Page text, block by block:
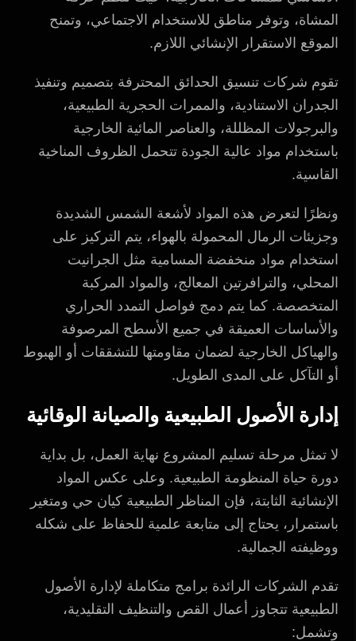
المشاة، وتوفر مناطق للاستخدام الاجتماعي، وتمنح
الموقع الاستقرار الإنشائي اللازم.
تقوم شركات تنسيق الحدائق المحترفة بتصميم وتنفيذ
الجدران الاستنادية، والممرات الحجرية الطبيعية،
والبرجولات المظللة، والعناصر المائية الخارجية
باستخدام مواد عالية الجودة تتحمل الظروف المناخية
القاسية.
ونظرًا لتعرض هذه المواد لأشعة الشمس الشديدة
وجزيئات الرمال المحمولة بالهواء، يتم التركيز على
استخدام مواد منخفضة المسامية مثل الجرانيت
المحلي، والترافرتين المعالج، والمواد المركبة
المتخصصة. كما يتم دمج فواصل التمدد الحراري
والأساسات العميقة في جميع الأسطح المرصوفة
والهياكل الخارجية لضمان مقاومتها للتشققات أو الهبوط
أو التآكل على المدى الطويل.
إدارة الأصول الطبيعية والصيانة الوقائية
لا تمثل مرحلة تسليم المشروع نهاية العمل، بل بداية
دورة حياة المنظومة الطبيعية. وعلى عكس المواد
الإنشائية الثابتة، فإن المناظر الطبيعية كيان حي ومتغير
باستمرار، يحتاج إلى متابعة علمية للحفاظ على شكله
ووظيفته الجمالية.
تقدم الشركات الرائدة برامج متكاملة لإدارة الأصول
الطبيعية تتجاوز أعمال القص والتنظيف التقليدية،
وتشمل: